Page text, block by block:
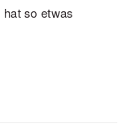
so etwas